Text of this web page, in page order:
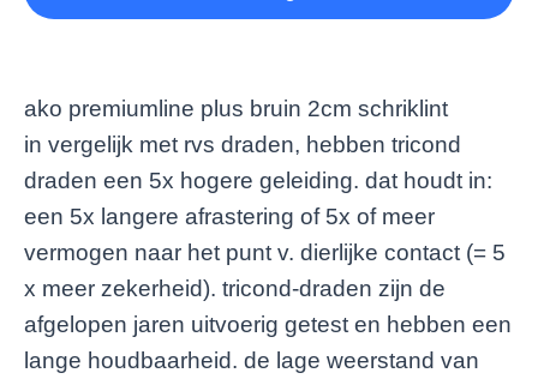
ako premiumline plus bruin 2cm schriklint
in vergelijk met rvs draden, hebben tricond
draden een 5x hogere geleiding. dat houdt in:
een 5x langere afrastering of 5x of meer
vermogen naar het punt v. dierlijke contact (= 5
x meer zekerheid). tricond-draden zijn de
afgelopen jaren uitvoerig getest en hebben een
lange houdbaarheid. de lage weerstand van